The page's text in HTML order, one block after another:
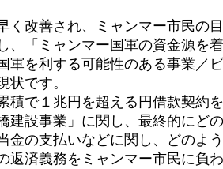
改善され、ミャンマー市民の
「ミャンマー国軍の資金源を
を利する可能性のある事業／
です。
で１兆円を超える円借款契約
設事業」に関し、最終的にど
の支払いなどに関し、どのよ
済義務をミャンマー市民に負